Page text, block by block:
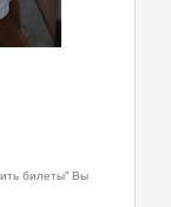
билеты" Вы